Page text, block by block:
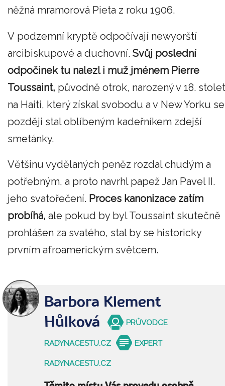
něžná mramorová Pieta z roku 1906.
V podzemní kryptě odpočívají newyorští
arcibiskupové a duchovní. Svůj poslední
odpočinek tu nalezl i muž jménem Pierre
Toussaint, původně otrok, narozený v 18.
na Haiti, který získal svobodu a v New Yorku se
později stal oblíbeným kadeřníkem zdejší
smetánky.
Většinu vydělaných peněz rozdal chudým a
potřebným, a proto navrhl papež Jan Pavel II.
jeho svatořečení. Proces kanonizace zatím
probíhá, ale pokud by byl Toussaint skutečně
prohlášen za svatého, stal by se historicky
prvním afroamerickým světcem.
Barbora Klement
Hůlková
PRŮVODCE
RADYNACESTU.CZ EXPERT
RADYNACESTU.CZ